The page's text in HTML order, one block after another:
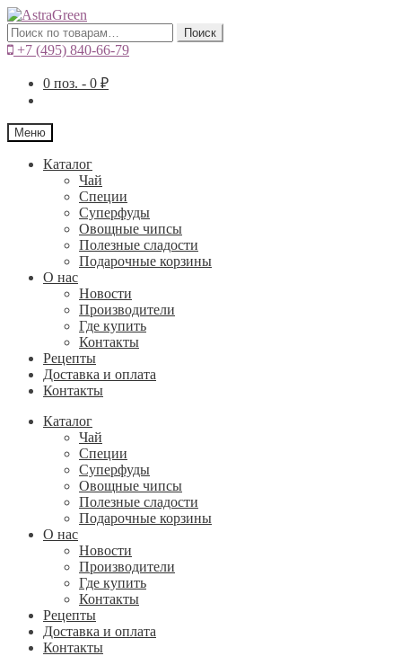
Искать: Поиск
+7 (495) 840-66-79
0 поз. - 0 ₽
Меню
Каталог
Чай
Специи
Cуперфуды
Овощные чипсы
Полезные сладости
Подарочные корзины
О нас
Новости
Производители
Где купить
Контакты
Рецепты
Доставка и оплата
Контакты
Каталог
Чай
Специи
Cуперфуды
Овощные чипсы
Полезные сладости
Подарочные корзины
О нас
Новости
Производители
Где купить
Контакты
Рецепты
Доставка и оплата
Контакты